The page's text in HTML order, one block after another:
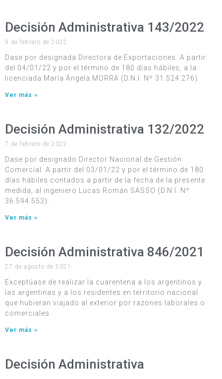
Decisión Administrativa 143/2022
9 de febrero de 2022
Dase por designada Directora de Exportaciones. A partir
del 04/01/22 y por el término de 180 días hábiles, a la
licenciada María Ángela MORRA (D.N.I. Nº 31.524.276).
Ver más »
Decisión Administrativa 132/2022
7 de febrero de 2022
Dase por designado Director Nacional de Gestión
Comercial. A partir del 03/01/22 y por el término de 180
días hábiles contados a partir de la fecha de la presente
medida, al ingeniero Lucas Román SASSO (D.N.I. Nº
36.594.552).
Ver más »
Decisión Administrativa 846/2021
27 de agosto de 2021
Exceptúase de realizar la cuarentena a los argentinos y
las argentinas y a los residentes en territorio nacional
que hubieran viajado al exterior por razones laborales o
comerciales.
Ver más »
Decisión Administrativa